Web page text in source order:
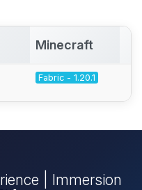
Minecraft
Fabric - 1.20.1
| Immersion